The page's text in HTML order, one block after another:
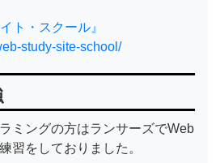
ト・スクール』
study-site-school/
ミングの方はランサーズでWeb
習をしておりました。